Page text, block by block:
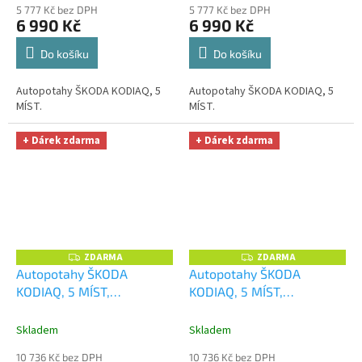
Microfiber zdarma v
hodnotě 329,-Kč
5 777 Kč bez DPH
6 990 Kč
Do košíku
Autopotahy ŠKODA KODIAQ, 5
MÍST.
Microfiber zdarma v
hodnotě 329,-Kč
5 777 Kč bez DPH
6 990 Kč
Do košíku
Autopotahy ŠKODA KODIAQ, 5
MÍST.
+ Dárek zdarma
Z
D
A
R
ZDARMA
Autopotahy ŠKODA
KODIAQ, 5 MÍST,
béžové
Skladem
10 736 Kč bez DPH
+ Dárek zdarma
Z
D
A
R
ZDARMA
Autopotahy ŠKODA
KODIAQ, 5 MÍST,
béžovo černé
Skladem
10 736 Kč bez DPH